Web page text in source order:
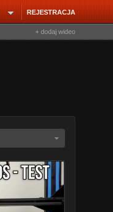
REJESTRACJA
+ dodaj wideo